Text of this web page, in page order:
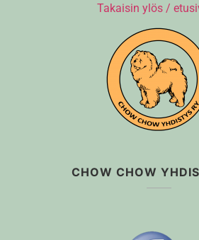
Takaisin ylös /
CHOW CHOW